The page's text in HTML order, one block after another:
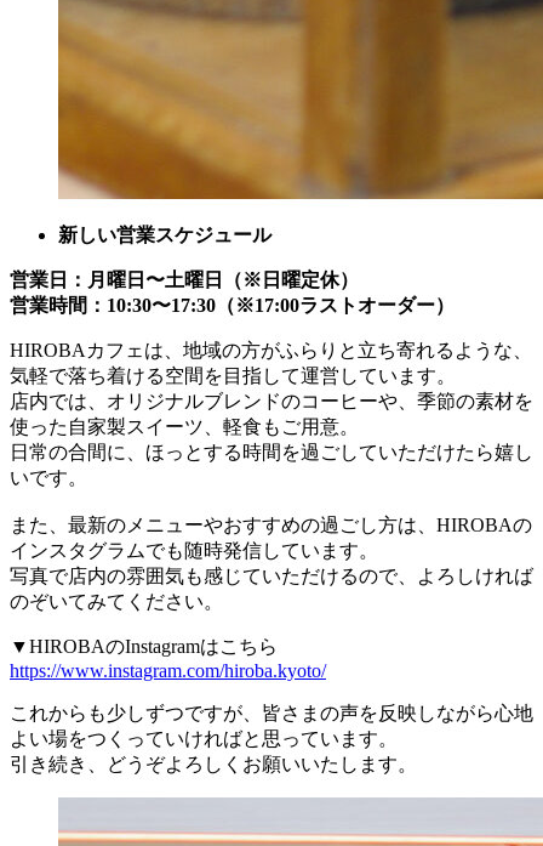
新しい営業スケジュール
営業日：月曜日〜土曜日（※日曜定休）
営業時間：10:30〜17:30（※17:00ラストオーダー）
HIROBAカフェは、地域の方がふらりと立ち寄れるような、
気軽で落ち着ける空間を目指して運営しています。
店内では、オリジナルブレンドのコーヒーや、季節の素材を
使った自家製スイーツ、軽食もご用意。
日常の合間に、ほっとする時間を過ごしていただけたら嬉し
いです。
また、最新のメニューやおすすめの過ごし方は、HIROBAの
インスタグラムでも随時発信しています。
写真で店内の雰囲気も感じていただけるので、よろしければ
のぞいてみてください。
▼HIROBAのInstagramはこちら
https://www.instagram.com/hiroba.kyoto/
これからも少しずつですが、皆さまの声を反映しながら心地
よい場をつくっていければと思っています。
引き続き、どうぞよろしくお願いいたします。